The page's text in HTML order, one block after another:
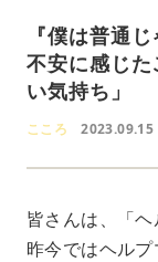
『僕は普通
不安に感じ
い気持ち」
こころ 2023.09.15
皆さんは、「
昨今ではヘル